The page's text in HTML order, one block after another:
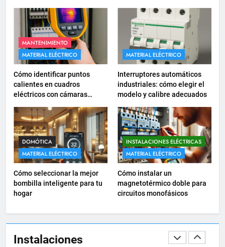
MANTENIMIENTO
MATERIAL ELÉCTRICO
Cómo identificar puntos
calientes en cuadros
eléctricos con cámaras
MATERIAL ELÉCTRICO
Interruptores automáticos
industriales: cómo elegir el
modelo y calibre adecuados
DOMÓTICA
MATERIAL ELÉCTRICO
Cómo seleccionar la mejor
bombilla inteligente para tu
hogar
INSTALACIONES ELÉCTRICAS
MATERIAL ELÉCTRICO
Cómo instalar un
magnetotérmico doble para
circuitos monofásicos
Instalaciones
Cómo diseñar un sistema
eléctrico para pequeños
INSTALACIONES ELÉCTRICAS
18
Cómo realizar un proyecto de
instalación eléctrica en casa.
INSTALACIONES ELÉCTRICAS
1
Guía práctica para diseñar
instalaciones eléctricas en
oficinas
INSTALACIONES ELÉCTRICAS
tensión en instalaciones
eléctricas residenciales